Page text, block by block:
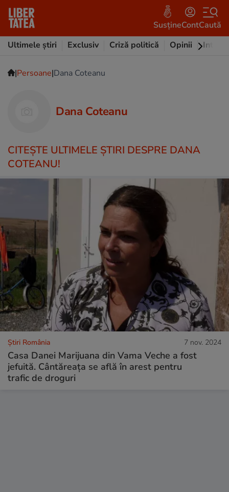
SusțineContCaută
Ultimele știri
Exclusiv Criză politică Opinii
|Persoane|Dana Coteanu
Dana Coteanu
CITEŞTE ULTIMELE ŞTIRI DESPRE DANA
COTEANU!
Știri România 7 nov. 2024
Casa Danei Marijuana din Vama Veche a fost
jefuită. Cântăreața se află în arest pentru
trafic de droguri